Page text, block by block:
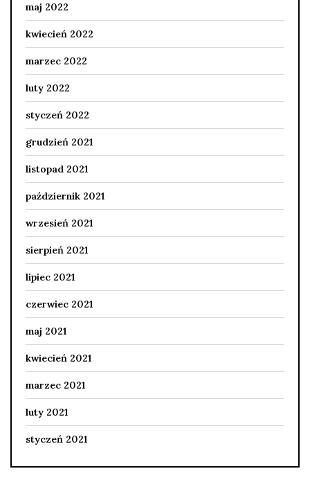
maj 2022
kwiecień 2022
marzec 2022
luty 2022
styczeń 2022
grudzień 2021
listopad 2021
październik 2021
wrzesień 2021
sierpień 2021
lipiec 2021
czerwiec 2021
maj 2021
kwiecień 2021
marzec 2021
luty 2021
styczeń 2021